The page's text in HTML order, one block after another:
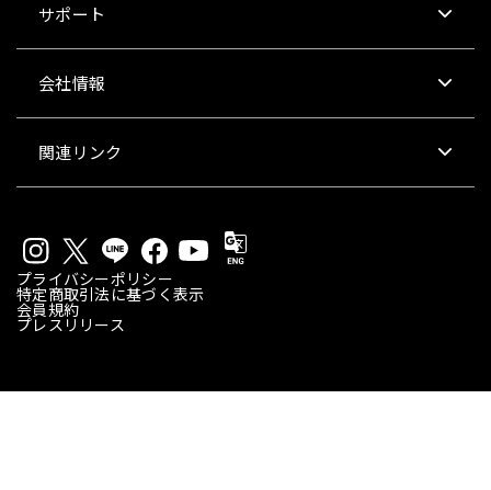
サポート
会社情報
関連リンク
プライバシーポリシー
特定商取引法に基づく表示
会員規約
プレスリリース